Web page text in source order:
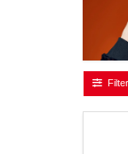
Filter